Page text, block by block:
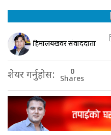
हिमालयखवर संवाददाता
शेयर गर्नुहोस: 0
Shares